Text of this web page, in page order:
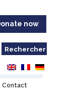
now
Contact